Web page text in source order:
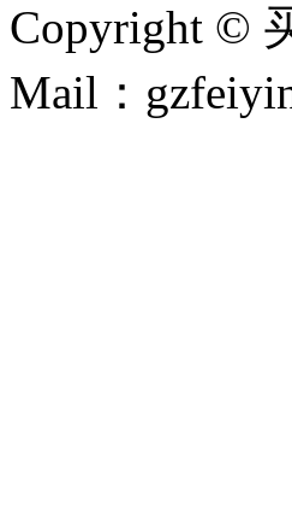
Copyright ©
Mail：